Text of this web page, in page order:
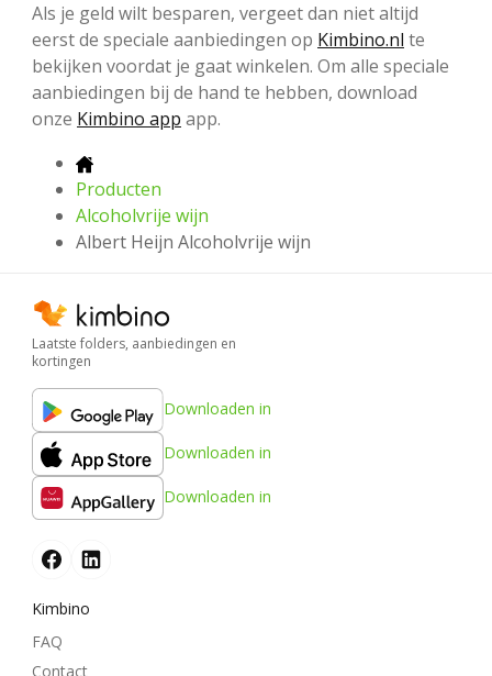
Als je geld wilt besparen, vergeet dan niet altijd
eerst de speciale aanbiedingen op Kimbino.nl te
bekijken voordat je gaat winkelen. Om alle speciale
aanbiedingen bij de hand te hebben, download
onze Kimbino app app.
Producten
Alcoholvrije wijn
Albert Heijn Alcoholvrije wijn
Laatste folders, aanbiedingen en
kortingen
Downloaden in
Downloaden in
Downloaden in
Kimbino
FAQ
Contact